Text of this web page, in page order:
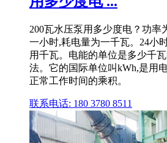
200瓦水压泵用多少度电？功率
一小时,耗电量为一千瓦。24小
用千瓦。电能的单位是多少千
法。它的国际单位叫kWh,是用
正常工作时间的乘积。
联系电话: 180 3780 8511